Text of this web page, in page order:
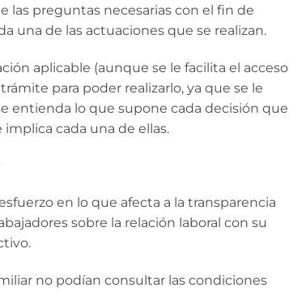
preguntas necesarias con el fin de
una de las actuaciones que se realizan.
aplicable (aunque se le facilita el acceso
para poder realizarlo, ya que se le
entienda lo que supone cada decisión que
cada una de ellas.
en lo que afecta a la transparencia
sobre la relación laboral con su
no podían consultar las condiciones